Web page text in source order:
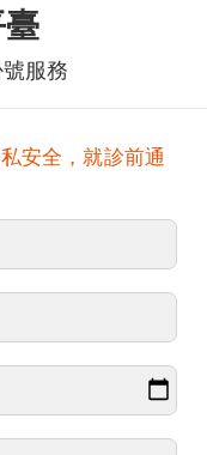
服務
安全，就診前通